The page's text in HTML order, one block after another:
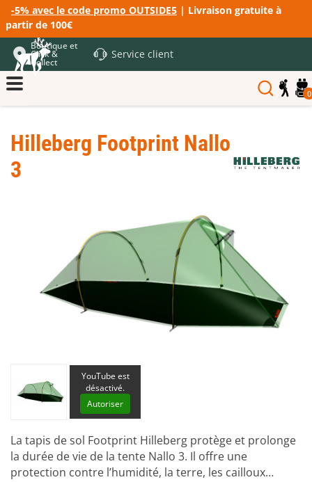
-5% avec le code promo OUTSIDE5 | Livraison gratuite à
partir de 100€
Boutique et
Click &
Collect
Service client
0
Hilleberg Footprint Nallo
3
YouTube est
désactivé.
Autoriser
La tapis de sol Footprint Hilleberg protège et prolonge
la durée de vie de la tente Nallo 3. Il offre une
protection contre l’humidité, la terre, les cailloux…